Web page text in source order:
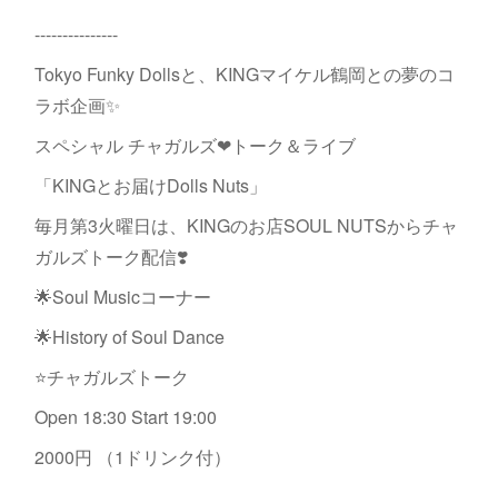
---------------
Tokyo Funky Dollsと、KINGマイケル鶴岡との夢のコ
ラボ企画✨
スペシャル チャガルズ❤︎トーク＆ライブ
「KINGとお届けDolls Nuts」
毎月第3火曜日は、KINGのお店SOUL NUTSからチャ
ガルズトーク配信❣️
🌟Soul Musicコーナー
🌟History of Soul Dance
⭐️チャガルズトーク
Open 18:30 Start 19:00
2000円 （1ドリンク付）